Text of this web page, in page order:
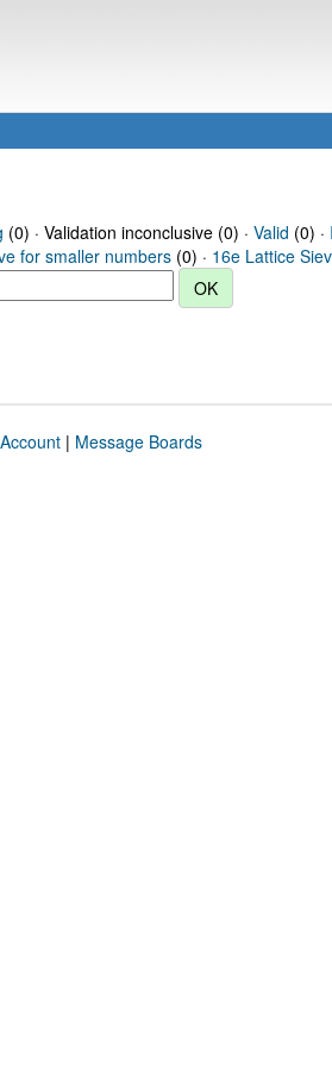
(0) · Validation inconclusive (0) · Valid (0) ·
for smaller numbers (0) · 16e Lattice
| Message Boards